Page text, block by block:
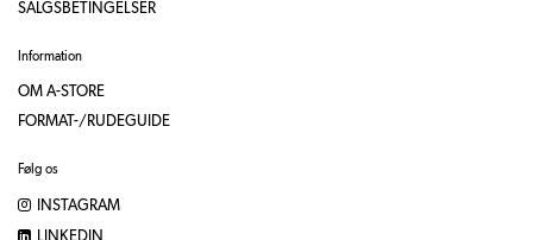
SALGSBETINGELSER
Information
OM A-STORE
FORMAT-/RUDEGUIDE
Følg os
INSTAGRAM